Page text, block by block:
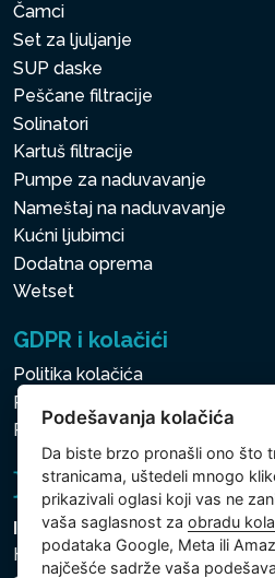
Čamci
Set za ljuljanje
SUP daske
Peščane filtracije
Solinatori
Kartuš filtracije
Pumpe za naduvavanje
Nameštaj na naduvavanje
Kućni ljubimci
Dodatna oprema
Wetset
GDPR i kolačići
Politika kolačića
Politika zaštite ličnih i drugih
Podešavanja kolačića
Intex Trading, s.r.o.
Hradecká 2526/3
Podešavanja kolačića
Da biste brzo pronašli ono što
stranicama, uštedeli mnogo
prikazivali oglasi koji vas ne
vaša saglasnost zaobradu
podataka Google, Meta ili
najčešće sadrže vaša